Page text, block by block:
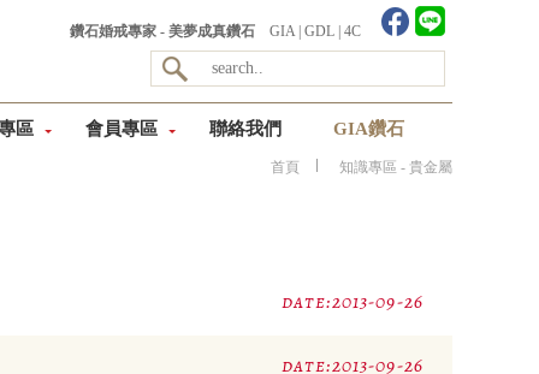
鑽石婚戒專家 - 美夢成真鑽石 GIA| GDL| 4C
區 會員專區 聯絡我們 GIA鑽石
首頁 知識專區 - 貴金屬
date:2013-09-26
date:2013-09-26